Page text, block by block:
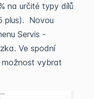
na určité typy dílů
plus). Novou
Servis -
Ve spodní
možnost vybrat